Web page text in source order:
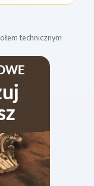
technicznym